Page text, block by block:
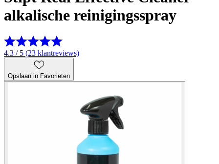
alkalische reinigingsspray
4.3 / 5 (23 klantreviews)
Opslaan in Favorieten